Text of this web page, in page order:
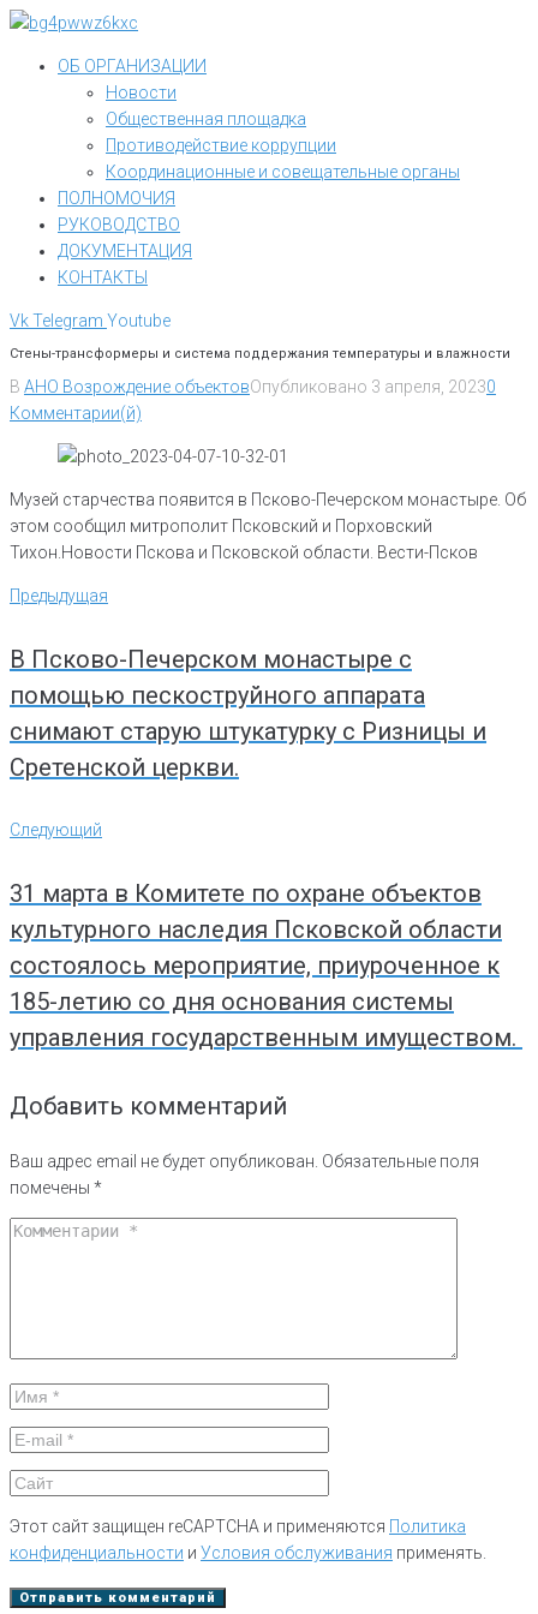
Перейти
контентуОБ ОРГАНИЗАЦИИ
Новости
Общественная площадка
Противодействие коррупции
Координационные и совещательные органы
ПОЛНОМОЧИЯ
РУКОВОДСТВО
ДОКУМЕНТАЦИЯ
КОНТАКТЫ
VkTelegram Youtube
Стены-трансформеры и система поддержания температуры и влажности
В АНО Возрождение объектовОпубликовано 3 апреля, 20230
Комментарии(й)
Музей старчества появится в Псково-Печерском монастыре. Об
этом сообщил митрополит Псковский и Порховский
Тихон.Новости Пскова и Псковской области. Вести-Псков
Навигация
по
Предыдущая
Предыдущая
В Псково-Печерском монастыре с
помощью пескоструйного аппарата
снимают старую штукатурку с Ризницы и
Сретенской церкви.
Следующий
Следующий
31 марта в Комитете по охране объектов
культурного наследия Псковской области
состоялось мероприятие, приуроченное к
185-летию со дня основания системы
управления государственным имуществом.
Добавить комментарий
Ваш адрес email не будет опубликован. Обязательные поля
помечены *
Этот сайт защищен reCAPTCHA и применяются Политика
конфиденциальности и Условия обслуживания применять.